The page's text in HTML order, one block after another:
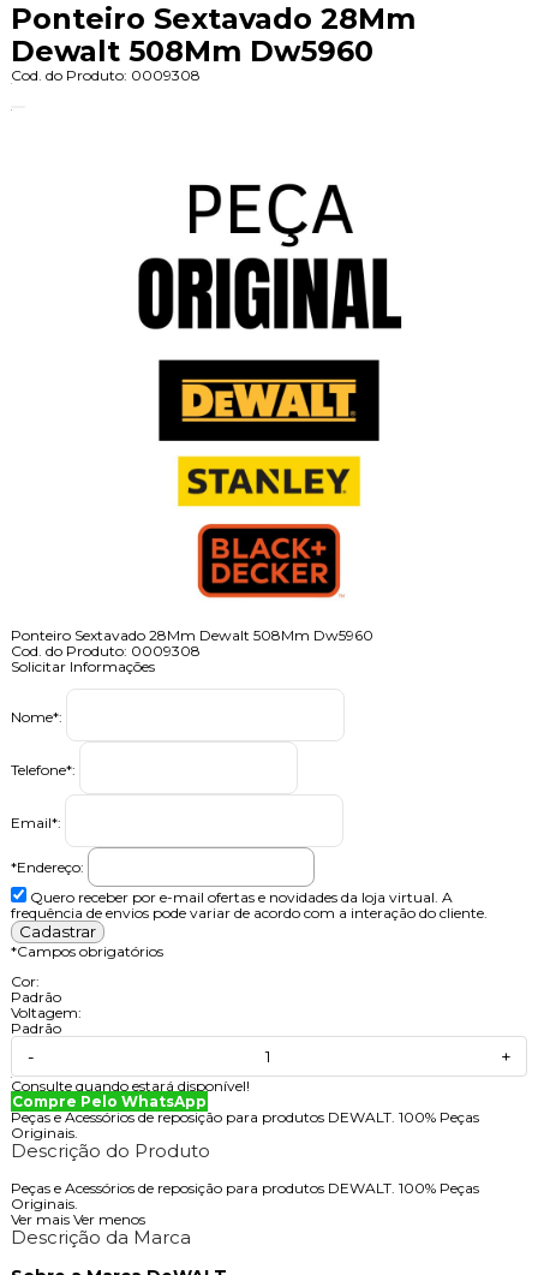
Ponteiro Sextavado 28Mm
Dewalt 508Mm Dw5960
Cod. do Produto: 0009308
Ponteiro Sextavado 28Mm Dewalt 508Mm Dw5960
Cod. do Produto: 0009308
Solicitar Informações
Nome*:
Telefone*:
Email*:
*Endereço:
Quero receber por e-mail ofertas e novidades da loja virtual. A
frequência de envios pode variar de acordo com a interação do cliente.
*Campos obrigatórios
Cor:
Padrão
Voltagem:
Padrão
- +
Consulte quando estará disponível!
Compre Pelo WhatsApp
Peças e Acessórios de reposição para produtos DEWALT. 100% Peças
Originais.
Descrição do Produto
Peças e Acessórios de reposição para produtos DEWALT. 100% Peças
Originais.
Ver mais Ver menos
Descrição da Marca